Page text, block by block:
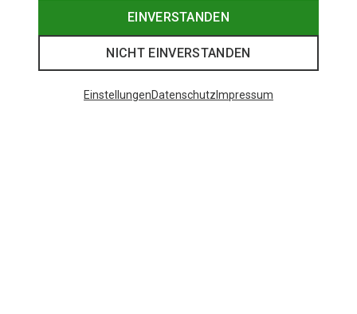
EINVERSTANDEN
NICHT EINVERSTANDEN
EinstellungenDatenschutz Impressum